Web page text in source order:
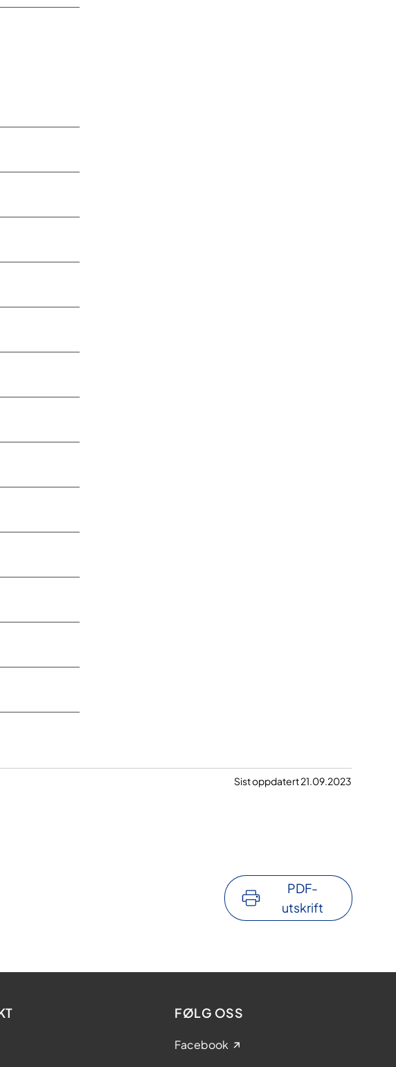
Sist oppdatert 21.09.2023
PDF-
utskrift
FØLG OSS
Facebook